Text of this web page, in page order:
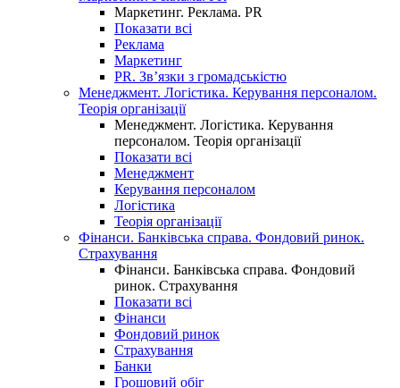
Маркетинг. Реклама. PR
Показати всі
Реклама
Маркетинг
PR. Зв’язки з громадськістю
Менеджмент. Логістика. Керування персоналом.
Теорія організації
Менеджмент. Логістика. Керування
персоналом. Теорія організації
Показати всі
Менеджмент
Керування персоналом
Логістика
Теорія організації
Фінанси. Банківська справа. Фондовий ринок.
Страхування
Фінанси. Банківська справа. Фондовий
ринок. Страхування
Показати всі
Фінанси
Фондовий ринок
Страхування
Банки
Грошовий обіг